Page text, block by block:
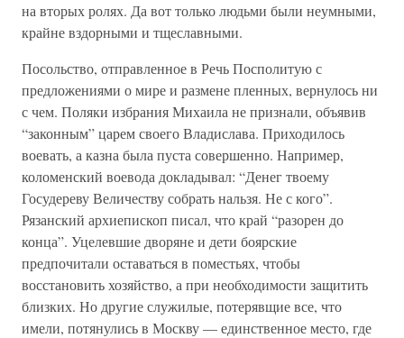
на вторых ролях. Да вот только людьми были неумными,
крайне вздорными и тщеславными.
Посольство, отправленное в Речь Посполитую с
предложениями о мире и размене пленных, вернулось ни
с чем. Поляки избрания Михаила не признали, объявив
“законным” царем своего Владислава. Приходилось
воевать, а казна была пуста совершенно. Например,
коломенский воевода докладывал: “Денег твоему
Госудереву Величеству собрать нальзя. Не с кого”.
Рязанский архиепископ писал, что край “разорен до
конца”. Уцелевшие дворяне и дети боярские
предпочитали оставаться в поместьях, чтобы
восстановить хозяйство, а при необходимости защитить
близких. Но другие служилые, потерявщие все, что
имели, потянулись в Москву — единственное место, где